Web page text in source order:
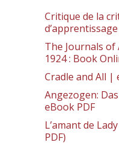
Critique de la
The Journals of
1924 : Book
Cradle and All |
Angezogen:
eBook PDF
L’amant de
PDF)